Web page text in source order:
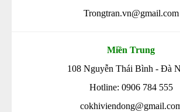
Trongtran.vn@gmail.com
Miền Trung
108 Nguyễn Thái Bình - Đà
Hotline: 0906 784 555